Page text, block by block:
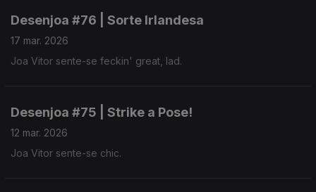
Desenjoa #76 | Sorte Irlandesa
17 mar. 2026
Joa Vitor sente-se feckin' great, lad.
Desenjoa #75 | Strike a Pose!
12 mar. 2026
Joa Vitor sente-se chic.